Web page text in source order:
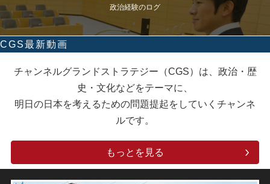
政治経験のログ
CGS最新動画
チャンネルグランドストラテジー（CGS）は、政治・歴
史・文化などをテーマに、
明日の日本を考えるための問題提起をしていくチャンネ
ルです。
もっとを見る